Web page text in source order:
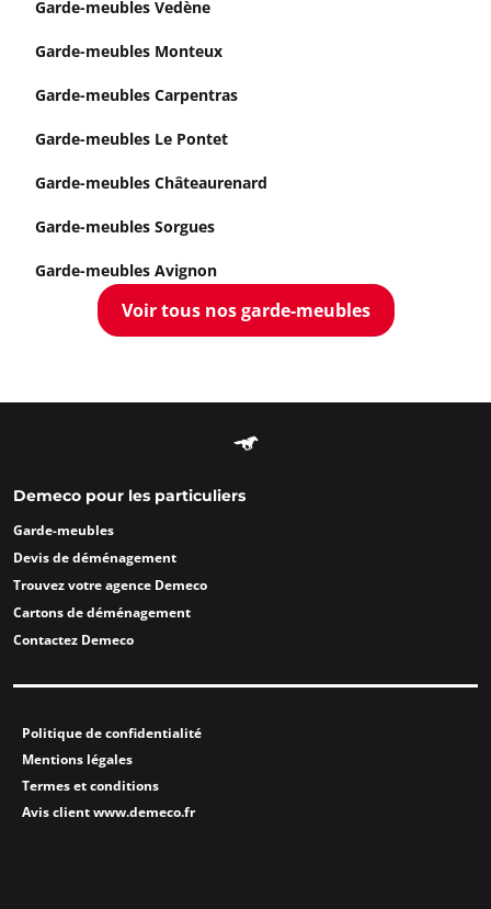
Garde-meubles Vedène
Garde-meubles Monteux
Garde-meubles Carpentras
Garde-meubles Le Pontet
Garde-meubles Châteaurenard
Garde-meubles Sorgues
Garde-meubles Avignon
Voir tous nos garde-meubles
Demeco pour les particuliers
Garde-meubles
Devis de déménagement
Trouvez votre agence Demeco
Cartons de déménagement
Contactez Demeco
Politique de confidentialité
Mentions légales
Termes et conditions
Avis client www.demeco.fr